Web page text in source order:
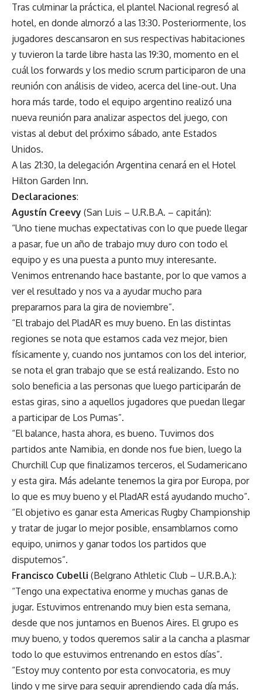
Tras culminar la práctica, el plantel Nacional regresó al
hotel, en donde almorzó a las 13:30. Posteriormente, los
jugadores descansaron en sus respectivas habitaciones
y tuvieron la tarde libre hasta las 19:30, momento en el
cuál los forwards y los medio scrum participaron de una
reunión con análisis de video, acerca del line-out. Una
hora más tarde, todo el equipo argentino realizó una
nueva reunión para analizar aspectos del juego, con
vistas al debut del próximo sábado, ante Estados
Unidos.
A las 21:30, la delegación Argentina cenará en el Hotel
Hilton Garden Inn.
Declaraciones:
Agustín Creevy (San Luis – U.R.B.A. – capitán):
“Uno tiene muchas expectativas con lo que puede llegar
a pasar, fue un año de trabajo muy duro con todo el
equipo y es una puesta a punto muy interesante.
Venimos entrenando hace bastante, por lo que vamos a
ver el resultado y nos va a ayudar mucho para
prepararnos para la gira de noviembre”.
“El trabajo del PladAR es muy bueno. En las distintas
regiones se nota que estamos cada vez mejor, bien
físicamente y, cuando nos juntamos con los del interior,
se nota el gran trabajo que se está realizando. Esto no
solo beneficia a las personas que luego participarán de
estas giras, sino a aquellos jugadores que puedan llegar
a participar de Los Pumas”.
“El balance, hasta ahora, es bueno. Tuvimos dos
partidos ante Namibia, en donde nos fue bien, luego la
Churchill Cup que finalizamos terceros, el Sudamericano
y esta gira. Más adelante tenemos la gira por Europa, por
lo que es muy bueno y el PladAR está ayudando mucho”.
“El objetivo es ganar esta Americas Rugby Championship
y tratar de jugar lo mejor posible, ensamblarnos como
equipo, unirnos y ganar todos los partidos que
disputemos”.
Francisco Cubelli (Belgrano Athletic Club – U.R.B.A.):
“Tengo una expectativa enorme y muchas ganas de
jugar. Estuvimos entrenando muy bien esta semana,
desde que nos juntamos en Buenos Aires. El grupo es
muy bueno, y todos queremos salir a la cancha a plasmar
todo lo que estuvimos entrenando en estos días”.
“Estoy muy contento por esta convocatoria, es muy
lindo y me sirve para seguir aprendiendo cada día más.